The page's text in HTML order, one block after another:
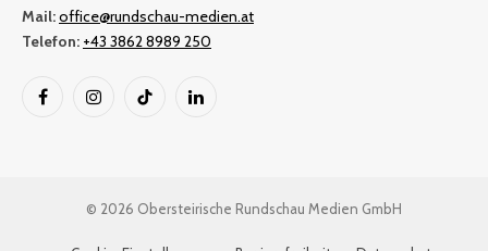
Mail:office@rundschau-medien.at
Telefon: +43 3862 8989 250
FacebookInstagramTikTok LinkedIn
© 2026 Obersteirische Rundschau Medien GmbH